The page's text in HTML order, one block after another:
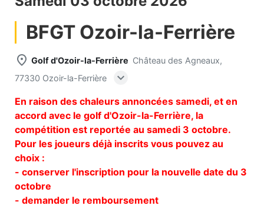
BFGT Ozoir-la-Ferrière
place Golf d'Ozoir-la-Ferrière Château des Agneaux,
77330 Ozoir-la-Ferrière
expand_more
En raison des chaleurs annoncées samedi, et en
accord avec le golf d'Ozoir-la-Ferrière, la
compétition est reportée au samedi 3 octobre.
Pour les joueurs déjà inscrits vous pouvez au
choix :
- conserver l'inscription pour la nouvelle date du 3
octobre
- demander le remboursement